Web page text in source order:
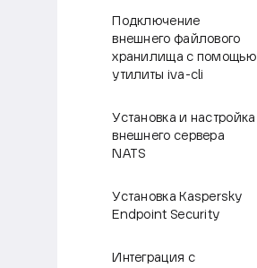
Подключение
внешнего файлового
хранилища с помощью
утилиты iva-cli
Установка и настройка
внешнего сервера
NATS
Установка Kaspersky
Endpoint Security
Интеграция с